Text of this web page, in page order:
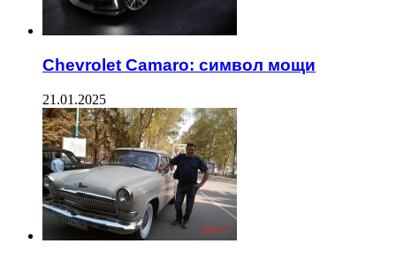
Chevrolet Camaro: символ мощи
21.01.2025